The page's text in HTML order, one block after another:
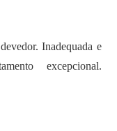
Inadequada e
excepcional.